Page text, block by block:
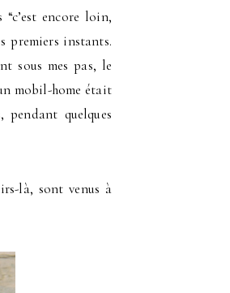
encore loin,
premiers instants.
sous mes pas, le
mobil-home était
quelques
là, sont venus à